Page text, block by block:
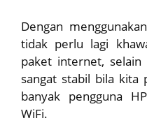
Dengan
tidak perlu lagi
paket internet,
sangat stabil bila kita
banyak pengguna
WiFi.